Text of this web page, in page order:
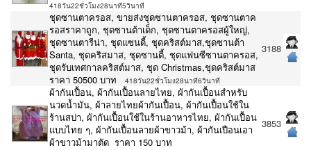
418วัน22ชั่วโมง28นาที5วินาที
ชุดซานตาครอส, ขายส่งชุดซานตาครอส, ชุดซานตาค
รอสราคาถูก, ชุดซานต้าเด็ก, ชุดซานตาครอสผู้ใหญ่,
ชุดซานตารีน่า, ชุดแซนดี้, ชุดคริสต์มาส,ชุดซานต้า
Santa, ชุดคริสมาส, ชุดซานตี้, ชุดแฟนซีซานตาครอส,
ชุดรับเทศกาลคริสต์มาส, ชุด Christmas,ชุดคริสต์มาส
ราคา 50500 บาท
418วัน22ชั่วโมง28นาที6วินาที
3188
ผ้ากันเปื้อน, ผ้ากันเปื้อนลายไทย, ผ้ากันเปื้อนสำหรับ
นวดน้ำมัน, ผ้าลายไทยผ้ากันเปื้อน, ผ้ากันเปื้อนใช้ใน
ร้านสปา, ผ้ากันเปื้อนใช้ในร้านอาหารไทย, ผ้ากันเปื้อน
แบบไทย ๆ, ผ้ากันเปื้อนลายผ้าขาวม้า, ผ้ากันเปือนเอา
ผ้าขาวม้ามาตัด ราคา 150 บาท
3853